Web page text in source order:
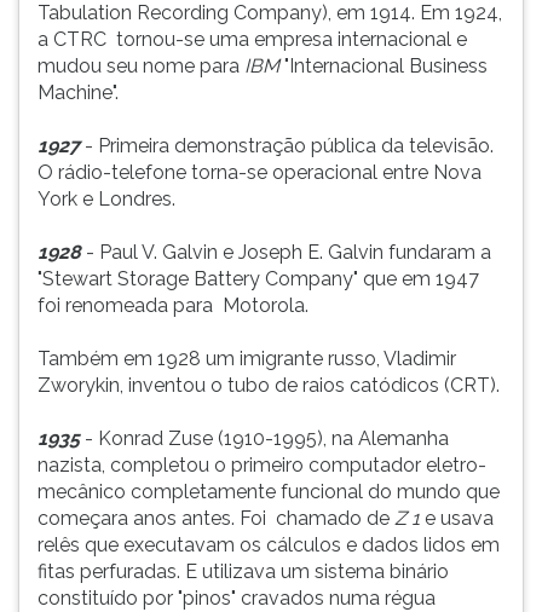
Tabulation Recording Company), em 1914. Em 1924,
a CTRC tornou-se uma empresa internacional e
mudou seu nome para IBM"Internacional Business
Machine".
1927- Primeira demonstração pública da televisão.
O rádio-telefone torna-se operacional entre Nova
York e Londres.
1928- Paul V. Galvin e Joseph E. Galvin fundaram a
"Stewart Storage Battery Company" que em 1947
foi renomeada para Motorola.
Também em 1928 um imigrante russo, Vladimir
Zworykin, inventou o tubo de raios catódicos (CRT).
1935- Konrad Zuse (1910-1995), na Alemanha
nazista, completou o primeiro computador eletro-
mecânico completamente funcional do mundo que
começara anos antes. Foi chamado de Z 1 e usava
relês que executavam os cálculos e dados lidos em
fitas perfuradas. E utilizava um sistema binário
constituído por "pinos" cravados numa régua